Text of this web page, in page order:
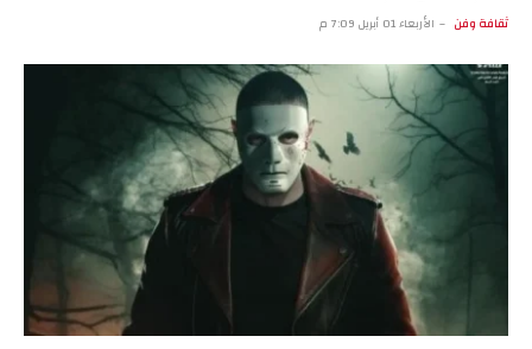
ثقافة وفن الأربعاء 01 أبريل 7:09 م